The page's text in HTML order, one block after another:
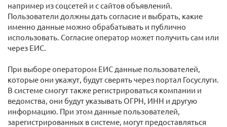
например из соцсетей и с сайтов объявлений.
Пользователи должны дать согласие и выбрать, какие
именно данные можно обрабатывать и публично
использовать. Согласие оператор может получить сам или
через ЕИС.
При выборе оператором ЕИС данные пользователей,
которые они укажут, будут сверять через портал Госуслуги.
В системе смогут также регистрироваться компании и
ведомства, они будут указывать ОГРН, ИНН и другую
информацию. При этом данные пользователей,
зарегистрированных в системе, могут предоставляться